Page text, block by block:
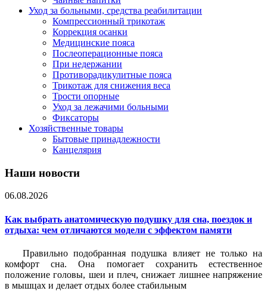
Уход за больными, средства реабилитации
Компрессионный трикотаж
Коррекция осанки
Медицинские пояса
Послеоперационные пояса
При недержании
Противорадикулитные пояса
Трикотаж для снижения веса
Трости опорные
Уход за лежачими больными
Фиксаторы
Хозяйственные товары
Бытовые принадлежности
Канцелярия
Наши новости
06.08.2026
Как выбрать анатомическую подушку для сна, поездок и
отдыха: чем отличаются модели с эффектом памяти
Правильно подобранная подушка влияет не только на
комфорт сна. Она помогает сохранить естественное
положение головы, шеи и плеч, снижает лишнее напряжение
в мышцах и делает отдых более стабильным